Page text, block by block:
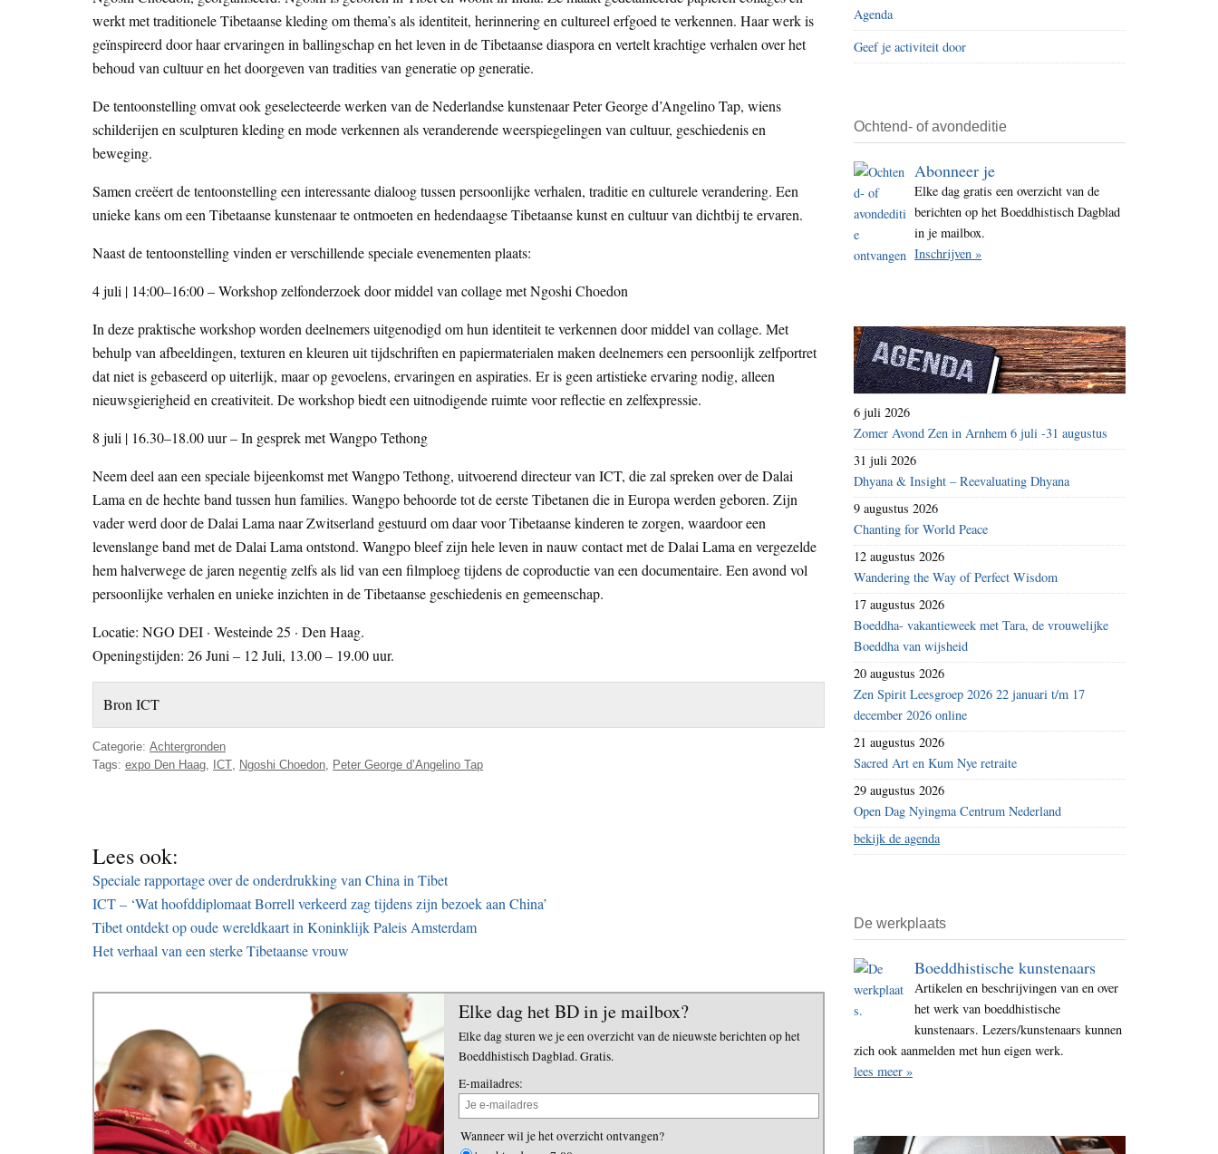
i
t
e
werkt met traditionele Tibetaanse kleding om thema’s als identiteit, herinnering en cultureel erfgoed te verkennen. Haar werk is
geïnspireerd door haar ervaringen in ballingschap en het leven in de Tibetaanse diaspora en vertelt krachtige verhalen over het
behoud van cultuur en het doorgeven van tradities van generatie op generatie.
De tentoonstelling omvat ook geselecteerde werken van de Nederlandse kunstenaar Peter George d’Angelino Tap, wiens
schilderijen en sculpturen kleding en mode verkennen als veranderende weerspiegelingen van cultuur, geschiedenis en
beweging.
Samen creëert de tentoonstelling een interessante dialoog tussen persoonlijke verhalen, traditie en culturele verandering. Een
unieke kans om een Tibetaanse kunstenaar te ontmoeten en hedendaagse Tibetaanse kunst en cultuur van dichtbij te ervaren.
Naast de tentoonstelling vinden er verschillende speciale evenementen plaats:
4 juli | 14:00–16:00 – Workshop zelfonderzoek door middel van collage met Ngoshi Choedon
In deze praktische workshop worden deelnemers uitgenodigd om hun identiteit te verkennen door middel van collage. Met
behulp van afbeeldingen, texturen en kleuren uit tijdschriften en papiermaterialen maken deelnemers een persoonlijk zelfportret
dat niet is gebaseerd op uiterlijk, maar op gevoelens, ervaringen en aspiraties. Er is geen artistieke ervaring nodig, alleen
nieuwsgierigheid en creativiteit. De workshop biedt een uitnodigende ruimte voor reflectie en zelfexpressie.
8 juli | 16.30–18.00 uur – In gesprek met Wangpo Tethong
Neem deel aan een speciale bijeenkomst met Wangpo Tethong, uitvoerend directeur van ICT, die zal spreken over de Dalai
Lama en de hechte band tussen hun families. Wangpo behoorde tot de eerste Tibetanen die in Europa werden geboren. Zijn
vader werd door de Dalai Lama naar Zwitserland gestuurd om daar voor Tibetaanse kinderen te zorgen, waardoor een
levenslange band met de Dalai Lama ontstond. Wangpo bleef zijn hele leven in nauw contact met de Dalai Lama en vergezelde
hem halverwege de jaren negentig zelfs als lid van een filmploeg tijdens de coproductie van een documentaire. Een avond vol
persoonlijke verhalen en unieke inzichten in de Tibetaanse geschiedenis en gemeenschap.
Locatie: NGO DEI · Westeinde 25 · Den Haag.
Openingstijden: 26 Juni – 12 Juli, 13.00 – 19.00 uur.
Bron ICT
Categorie: Achtergronden
Tags: expo Den Haag ICT Ngoshi Choedon Peter George d’Angelino Tap
Lees ook:
Speciale rapportage over de onderdrukking van China in Tibet
ICT – ‘Wat hoofddiplomaat Borrell verkeerd zag tijdens zijn bezoek aan China’
Tibet ontdekt op oude wereldkaart in Koninklijk Paleis Amsterdam
Het verhaal van een sterke Tibetaanse vrouw
Elke dag het BD in je mailbox?
Elke dag sturen we je een overzicht van de nieuwste berichten op het
Boeddhistisch Dagblad. Gratis.
E-mailadres:
Wanneer wil je het overzicht ontvangen?
Agenda
Geef je activiteit door
Ochtend- of avondeditie
Abonneer je
Elke dag gratis een overzicht van de
berichten op het Boeddhistisch Dagblad
in je mailbox.
Inschrijven »
6 juli 2026
Zomer Avond Zen in Arnhem 6 juli -31 augustus
31 juli 2026
Dhyana & Insight – Reevaluating Dhyana
9 augustus 2026
Chanting for World Peace
12 augustus 2026
Wandering the Way of Perfect Wisdom
17 augustus 2026
Boeddha- vakantieweek met Tara, de vrouwelijke
Boeddha van wijsheid
20 augustus 2026
Zen Spirit Leesgroep 2026 22 januari t/m 17
december 2026 online
21 augustus 2026
Sacred Art en Kum Nye retraite
29 augustus 2026
Open Dag Nyingma Centrum Nederland
bekijk de agenda
De werkplaats
Boeddhistische kunstenaars
Artikelen en beschrijvingen van en over
het werk van boeddhistische
kunstenaars. Lezers/kunstenaars kunnen
zich ook aanmelden met hun eigen werk.
lees meer »